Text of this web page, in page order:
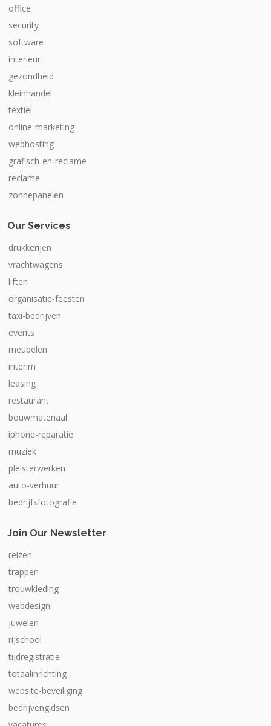
office
security
software
interieur
gezondheid
kleinhandel
textiel
online-marketing
webhosting
grafisch-en-reclame
reclame
zonnepanelen
Our Services
drukkerijen
vrachtwagens
liften
organisatie-feesten
taxi-bedrijven
events
meubelen
interim
leasing
restaurant
bouwmateriaal
iphone-reparatie
muziek
pleisterwerken
auto-verhuur
bedrijfsfotografie
Join Our Newsletter
reizen
trappen
trouwkleding
webdesign
juwelen
rijschool
tijdregistratie
totaalinrichting
website-beveiliging
bedrijvengidsen